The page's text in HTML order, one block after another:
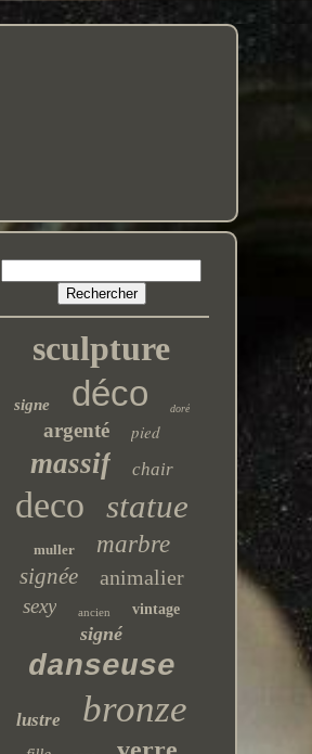
sculpture
signe déco doré
argenté pied
massif chair
deco statue
muller marbre
signée animalier
sexy ancien vintage
signé
danseuse
lustre bronze